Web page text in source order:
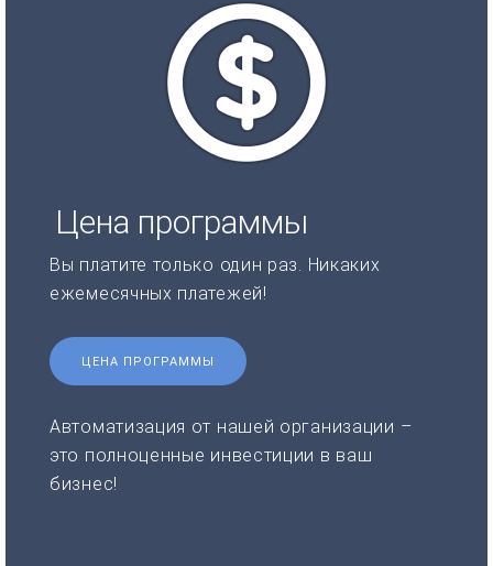
Цена программы
Вы платите только один раз. Никаких
ежемесячных платежей!
ЦЕНА ПРОГРАММЫ
Автоматизация от нашей организации –
это полноценные инвестиции в ваш
бизнес!